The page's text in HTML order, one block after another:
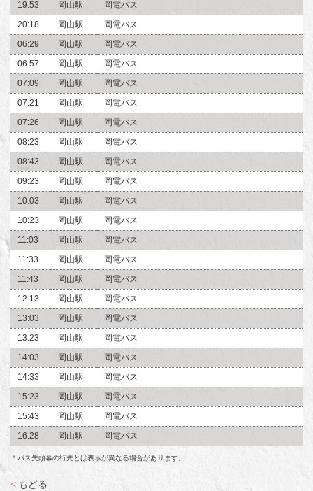
19:53
岡山駅
岡電バス
20:18
岡山駅
岡電バス
06:29
岡山駅
岡電バス
06:57
岡山駅
岡電バス
07:09
岡山駅
岡電バス
07:21
岡山駅
岡電バス
07:26
岡山駅
岡電バス
08:23
岡山駅
岡電バス
08:43
岡山駅
岡電バス
09:23
岡山駅
岡電バス
10:03
岡山駅
岡電バス
10:23
岡山駅
岡電バス
11:03
岡山駅
岡電バス
11:33
岡山駅
岡電バス
11:43
岡山駅
岡電バス
12:13
岡山駅
岡電バス
13:03
岡山駅
岡電バス
13:23
岡山駅
岡電バス
14:03
岡山駅
岡電バス
14:33
岡山駅
岡電バス
15:23
岡山駅
岡電バス
15:43
岡山駅
岡電バス
16:28
岡山駅 岡電バス
＊バス先頭幕の行先とは表示が異なる場合があります。
< もどる